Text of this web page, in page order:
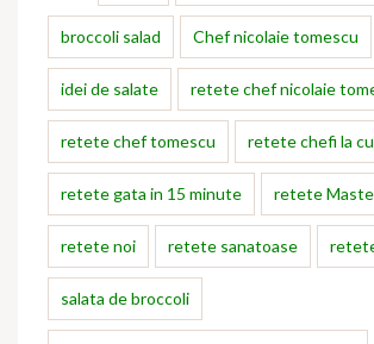
broccoli salad Chef nicolaie tomescu
idei de salate retete chef nicolaie
retete chef tomescu retete chefi la
retete gata in 15 minute retete
retete noi retete sanatoase
salata de broccoli